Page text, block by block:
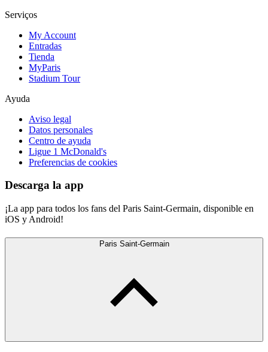
Serviços
My Account
Entradas
Tienda
MyParis
Stadium Tour
Ayuda
Aviso legal
Datos personales
Centro de ayuda
Ligue 1 McDonald's
Preferencias de cookies
Descarga la app
¡La app para todos los fans del Paris Saint-Germain, disponible en
iOS y Android!
Paris Saint-Germain